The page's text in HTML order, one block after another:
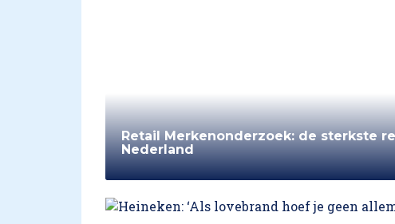
Retail Merkenonderzoek: de sterkste
Nederland